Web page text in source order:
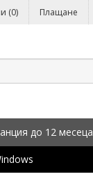
(0) Плащане
до 12 месеца